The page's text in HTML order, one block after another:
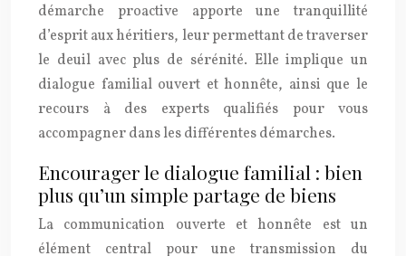
démarche proactive apporte une tranquillité
d’esprit aux héritiers, leur permettant de traverser
le deuil avec plus de sérénité. Elle implique un
dialogue familial ouvert et honnête, ainsi que le
recours à des experts qualifiés pour vous
accompagner dans les différentes démarches.
Encourager le dialogue familial : bien
plus qu’un simple partage de biens
La communication ouverte et honnête est un
élément central pour une transmission du